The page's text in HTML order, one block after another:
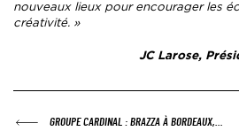
nouveaux lieux pour encourager les
créativité. »
JC Larose,
ARTICLE PRÉCÉDENT :
GROUPE CARDINAL : BRAZZA À BORDEAUX,…